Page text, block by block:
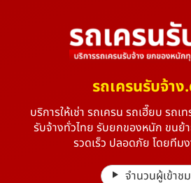
รถเครนรับจ้า
บริการให้เช่า รถเครน รถเฮี๊ยบ รถเ
รับจ้างทั่วไทย รับยกของหนัก ขนย้
รวดเร็ว ปลอดภัย โดยทีม
จำนวนผู้เข้าช